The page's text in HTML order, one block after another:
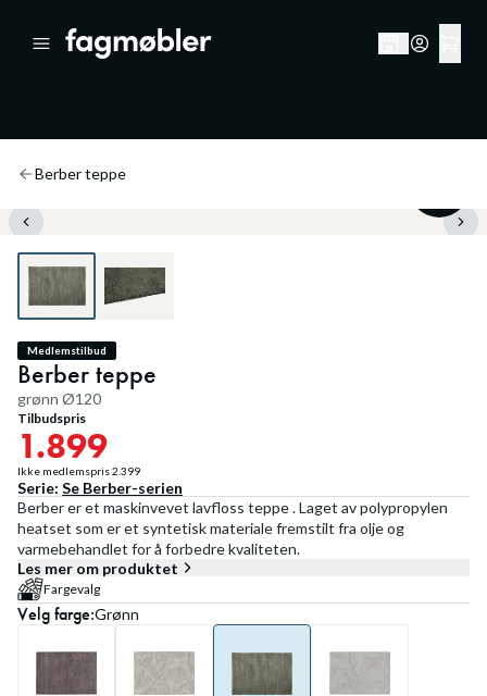
Berber teppe
Medlemstilbud
Berber teppe
grønn Ø120
Tilbudspris
1.899
Ikke medlemspris2.399
Serie: Se Berber-serien
Berber er et maskinvevet lavfloss teppe . Laget av polypropylen
heatset som er et syntetisk materiale fremstilt fra olje og
varmebehandlet for å forbedre kvaliteten.
Les mer om produktet
Fargevalg
Velgfarge:Grønn